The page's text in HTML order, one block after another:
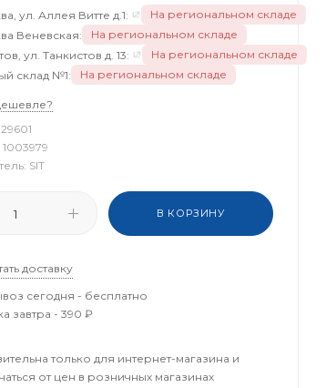
ул. Аллея Витте д.1:
На региональном складе
Веневская:
На региональном складе
ул. Танкистов д. 13:
На региональном складе
склад №1:
На региональном складе
1003979
SIT
В КОРЗИНУ
доставку
сегодня - бесплатно
завтра - 390 ₽
только для интернет-магазина и
от цен в розничных магазинах